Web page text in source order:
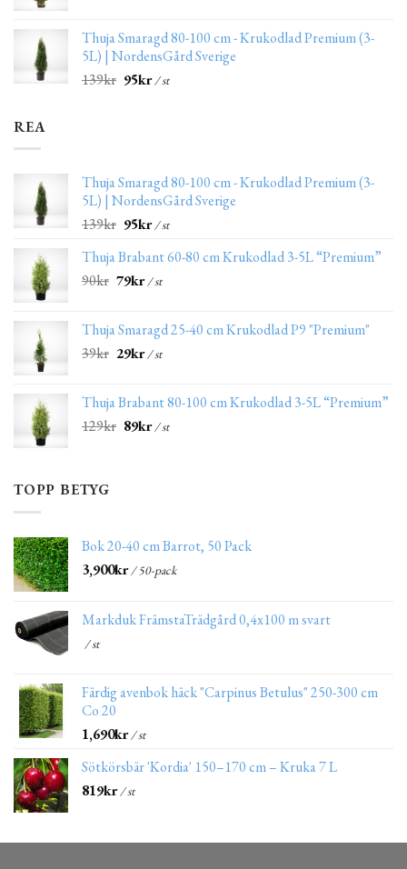
Thuja Smaragd 80-100 cm - Krukodlad Premium (3-
5L) | NordensGård Sverige
139kr 95kr/ st
REA
Thuja Smaragd 80-100 cm - Krukodlad Premium (3-
5L) | NordensGård Sverige
139kr 95kr/ st
Thuja Brabant 60-80 cm Krukodlad 3-5L “Premium”
90kr 79kr/ st
Thuja Smaragd 25-40 cm Krukodlad P9 "Premium"
39kr 29kr/ st
Thuja Brabant 80-100 cm Krukodlad 3-5L “Premium”
129kr 89kr/ st
TOPP BETYG
Bok 20-40 cm Barrot, 50 Pack
3,900kr/ 50-pack
Markduk FrämstaTrädgård 0,4x100 m svart
/ st
Färdig avenbok häck "Carpinus Betulus" 250-300 cm
Co 20
1,690kr/ st
Sötkörsbär 'Kordia' 150–170 cm – Kruka 7 L
819kr/ st